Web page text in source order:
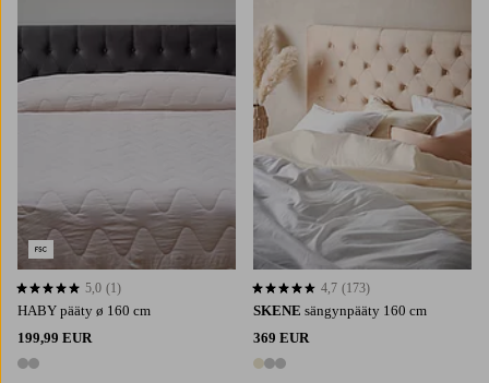
HABY pääty ø 160 cm
199,99 EUR
2 värejä
5,0 perustuen 1 arvosanaan
5,0 (1)
SKENE sängynpääty 160 cm
369 EUR
3 värejä
4,7 perustuen 173 arvosanaan
4,7 (173)